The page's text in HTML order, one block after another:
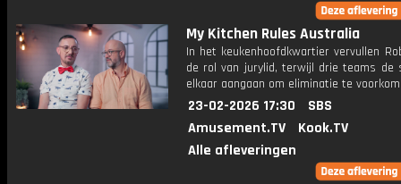
My Kitchen Rules Australia
In het keukenhoofdkwartier vervullen
de rol van jurylid, terwijl drie teams de
elkaar aangaan om eliminatie te
23-02-2026 17:30
SBS
Amusement.TV
Kook.TV
Alle afleveringen